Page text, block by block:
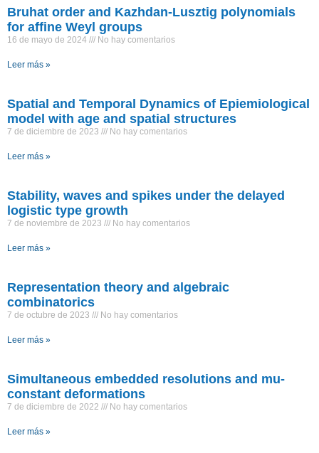
Bruhat order and Kazhdan-Lusztig polynomials
for affine Weyl groups
16 de mayo de 2024 No hay comentarios
Leer más »
Spatial and Temporal Dynamics of Epiemiological
model with age and spatial structures
7 de diciembre de 2023 No hay comentarios
Leer más »
Stability, waves and spikes under the delayed
logistic type growth
7 de noviembre de 2023 No hay comentarios
Leer más »
Representation theory and algebraic
combinatorics
7 de octubre de 2023 No hay comentarios
Leer más »
Simultaneous embedded resolutions and mu-
constant deformations
7 de diciembre de 2022 No hay comentarios
Leer más »